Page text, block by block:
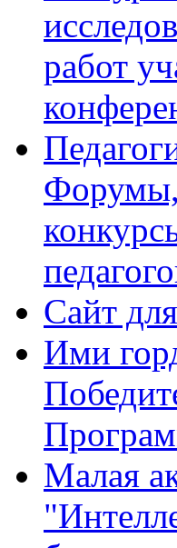
работ
Сайт
Ими
Малая